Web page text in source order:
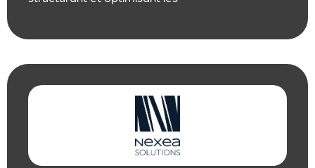
nouvelles méthodes de travail
travailler mieux mais pas plus.